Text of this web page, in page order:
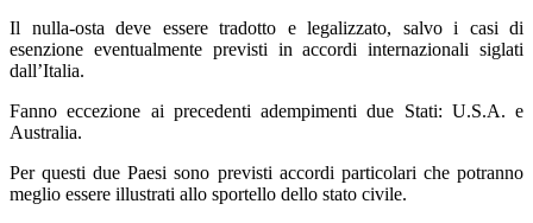
Il nulla-osta deve essere tradotto e legalizzato, salvo i casi di
esenzione eventualmente previsti in accordi internazionali siglati
dall’Italia.
Fanno eccezione ai precedenti adempimenti due Stati: U.S.A. e
Australia.
Per questi due Paesi sono previsti accordi particolari che potranno
meglio essere illustrati allo sportello dello stato civile.